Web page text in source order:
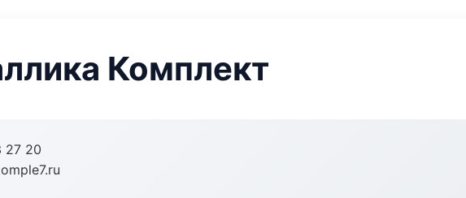
Комплект
27 20